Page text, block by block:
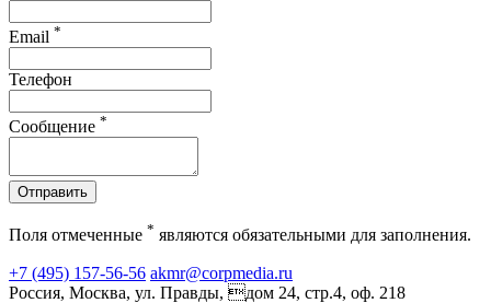
Email *
Телефон
Сообщение *
Отправить
Поля отмеченные * являются обязательными для заполнения.
+7 (495) 157-56-56 akmr@corpmedia.ru
Россия, Москва, ул. Правды, дом 24, стр.4, оф. 218